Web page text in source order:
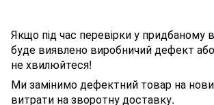
Якщо під час перевірки у придбаному
буде виявлено виробничий дефект
не хвилюйтеся!
Ми замінимо дефектний товар на
витрати на зворотну доставку.